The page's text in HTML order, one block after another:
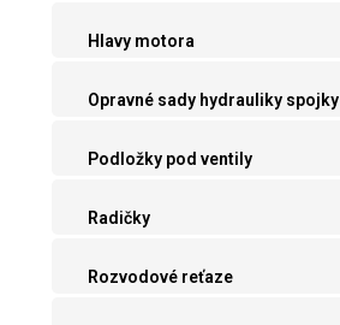
Hlavy motora
Opravné sady hydrauliky spojky
Podložky pod ventily
Radičky
Rozvodové reťaze